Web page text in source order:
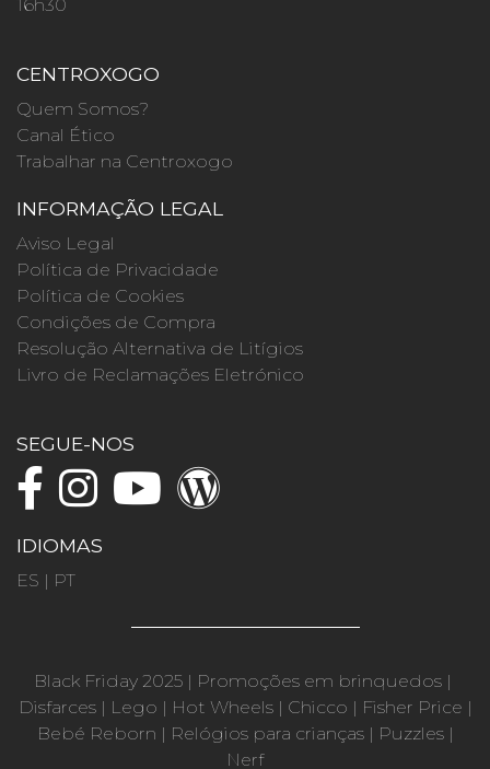
16h30
CENTROXOGO
Quem Somos?
Canal Ético
Trabalhar na Centroxogo
INFORMAÇÃO LEGAL
Aviso Legal
Política de Privacidade
Política de Cookies
Condições de Compra
Resolução Alternativa de Litígios
Livro de Reclamações Eletrónico
SEGUE-NOS
IDIOMAS
ES | PT
Black Friday 2025 | Promoções em brinquedos |
Disfarces| Lego | Hot Wheels| Chicco | Fisher Price |
Bebé Reborn | Relógios para crianças| Puzzles|
Nerf